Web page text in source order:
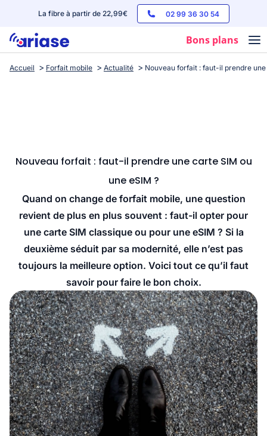
La fibre à partir de 22,99€ 02 99 36 30 54
Bons plans
Box internet
Streaming
Accueil Forfait mobile Actualité Nouveau forfait : faut-il prendre
Nouveau forfait : faut-il prendre une carte SIM ou
une eSIM ?
Quand on change de forfait mobile, une question
revient de plus en plus souvent : faut-il opter pour
une carte SIM classique ou pour une eSIM ? Si la
deuxième séduit par sa modernité, elle n’est pas
toujours la meilleure option. Voici tout ce qu’il faut
savoir pour faire le bon choix.